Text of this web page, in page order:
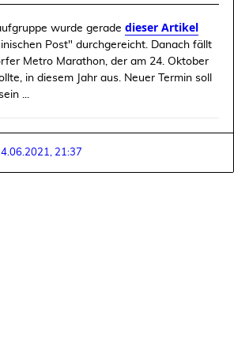
wurde gerade dieser Artikel
Post" durchgereicht. Danach fällt
Metro Marathon, der am 24. Oktober
in diesem Jahr aus. Neuer Termin soll
...
21:37